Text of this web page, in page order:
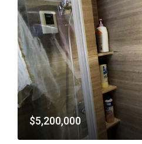
$5,200,000